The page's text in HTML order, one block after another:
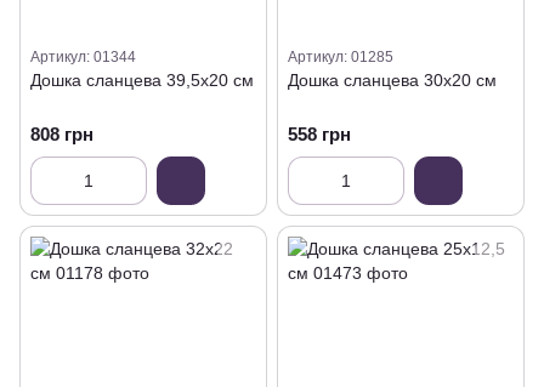
Артикул: 01344
Дошка сланцева 39,5х20 см
808 грн
Артикул: 01285
Дошка сланцева 30х20 см
558 грн